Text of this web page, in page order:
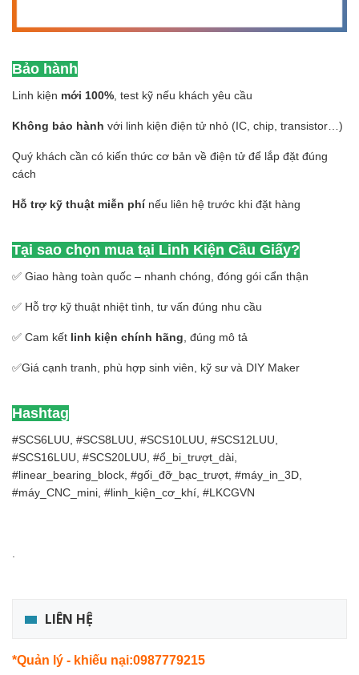
Bảo hành
Linh kiện mới 100% , test kỹ nếu khách yêu cầu
Không bảo hành với linh kiện điện tử nhỏ (IC, chip, transistor…)
Quý khách cần có kiến thức cơ bản về điện tử để lắp đặt đúng
cách
Hỗ trợ kỹ thuật miễn phínếu liên hệ trước khi đặt hàng
Tại sao chọn mua tại Linh Kiện Cầu Giấy?
✅ Giao hàng toàn quốc – nhanh chóng, đóng gói cẩn thận
✅ Hỗ trợ kỹ thuật nhiệt tình, tư vấn đúng nhu cầu
✅ Cam kết linh kiện chính hãng , đúng mô tả
✅Giá cạnh tranh, phù hợp sinh viên, kỹ sư và DIY Maker
Hashtag
#SCS6LUU, #SCS8LUU, #SCS10LUU, #SCS12LUU,
#SCS16LUU, #SCS20LUU, #ổ_bi_trượt_dài,
#linear_bearing_block, #gối_đỡ_bạc_trượt, #máy_in_3D,
#máy_CNC_mini, #linh_kiện_cơ_khí, #LKCGVN
LIÊN HỆ
*Quản lý - khiếu nại:0987779215